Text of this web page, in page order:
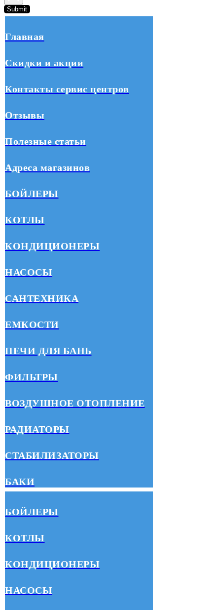
Submit
Главная
Скидки и акции
Контакты сервис центров
Отзывы
Полезные статьи
Адреса магазинов
БОЙЛЕРЫ
КОТЛЫ
КОНДИЦИОНЕРЫ
НАСОСЫ
САНТЕХНИКА
ЕМКОСТИ
ПЕЧИ ДЛЯ БАНЬ
ФИЛЬТРЫ
ВОЗДУШНОЕ ОТОПЛЕНИЕ
РАДИАТОРЫ
СТАБИЛИЗАТОРЫ
БАКИ
БОЙЛЕРЫ
КОТЛЫ
КОНДИЦИОНЕРЫ
НАСОСЫ